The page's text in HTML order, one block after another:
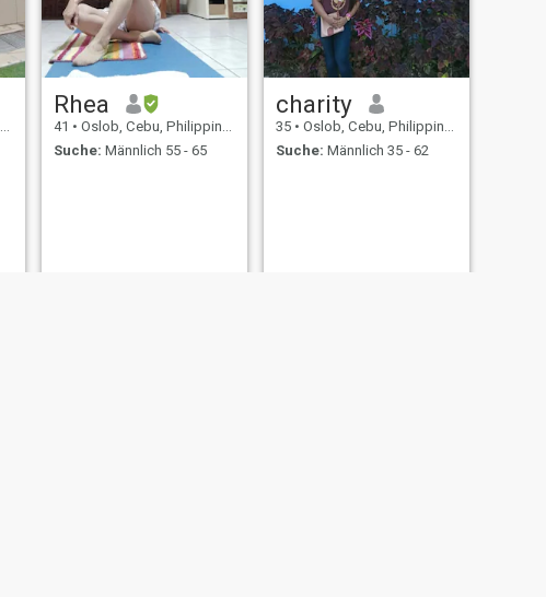
Rhea
41 • Oslob, Cebu, Philippinen
Suche: Männlich 55 - 65
charity
35 • Oslob, Cebu, Philippinen
Suche: Männlich 35 - 62